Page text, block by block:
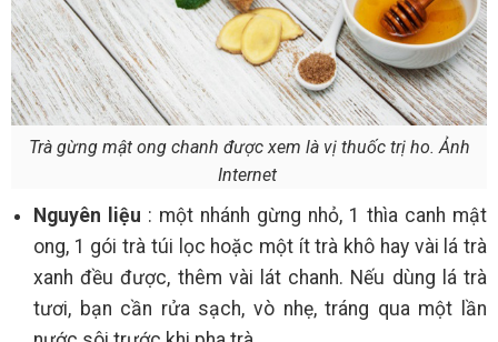
Trà gừng mật ong chanh được xem là vị thuốc trị ho. Ảnh
Internet
Nguyên liệu : một nhánh gừng nhỏ, 1 thìa canh mật
ong, 1 gói trà túi lọc hoặc một ít trà khô hay vài lá trà
xanh đều được, thêm vài lát chanh. Nếu dùng lá trà
tươi, bạn cần rửa sạch, vò nhẹ, tráng qua một lần